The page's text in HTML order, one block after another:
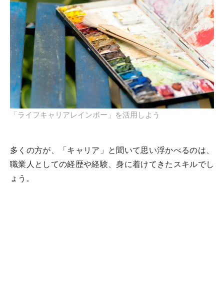
「ライフキャリアレインボー」を活用しよう
多くの方が、「キャリア」と聞いて思い浮かべるのは、
職業人としての経歴や経験、身に着けてきたスキルでし
ょう。